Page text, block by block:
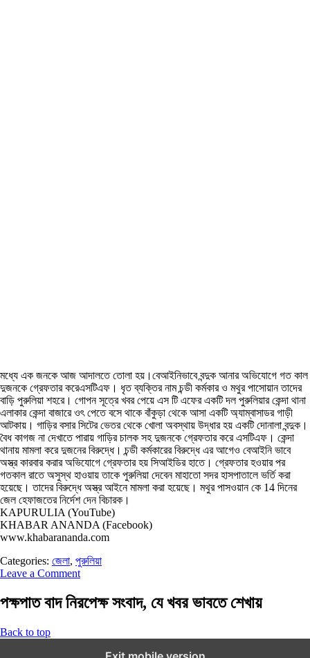
মধ্যে এক জনকে আজ আদালতে তোলা হয়।বেআইনিভাবে বন্দুক আনার অভিযোগে গত কাল
দুজনকে গ্রেফতার করেএসটিএফ। ধৃত ব্যক্তির নাম চন্ডী কর্মকার ও মথুর পাসোয়ান তাদের
বাড়ি পুরুলিয়া শহরে। গোপন সূত্রে খবর পেয়ে এস টি এফের একটি দল পুরুলিয়ার কেন্দা থানা
এলাকার কেন্দা বাজারে ওৎ পেতে বসে থাকে বাঁকুড়া থেকে আসা একটি অ্যাম্বাসাডর গাড়ী
আটকায়। গাড়ির বসার সিটের ভেতর থেকে খোলা অবস্থায় উদ্ধার হয় একটি দোনালা বন্দুক।
বৈধ কাগজ না দেখাতে পারায় গাড়ির চালক সহ দুজনকে গ্রেফতার করে এসটিএফ। কেন্দা
থানায় মামলা করে দুজনের বিরুদ্ধে। চন্ডী কর্মকারের বিরুদ্ধে এর আগেও বেআইনি ভাবে
অস্ত্র কারবার করার অভিযোগে গ্রেফতার হয় সিআইডির হাতে। গ্রেফতার হওয়ার পর
গতকাল রাতে অসুস্থ হাওয়ায় তাকে পুরুলিয়া দেবেন মাহাতো সদর হাসপাতালে ভর্তি করা
হয়েছে। তাদের বিরুদ্ধে অস্ত্র আইনে মামলা করা হয়েছে। মথুর পাসওয়ান কে 14 দিনের
জেল হেফাজতের নির্দেশ দেন বিচারক।
KAPURULIA (YouTube)
KHABAR ANANDA (Facebook)
www.khabarananda.com
Categories: জেলা, পুরুলিয়া
Leave a Comment
পক্ষপাত বাদ নিরপেক্ষ সংবাদ, যে খবর ভাবতে শেখায়
Back to top